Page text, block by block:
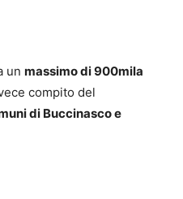
un massimo di 900mila
compito del
di Buccinasco e